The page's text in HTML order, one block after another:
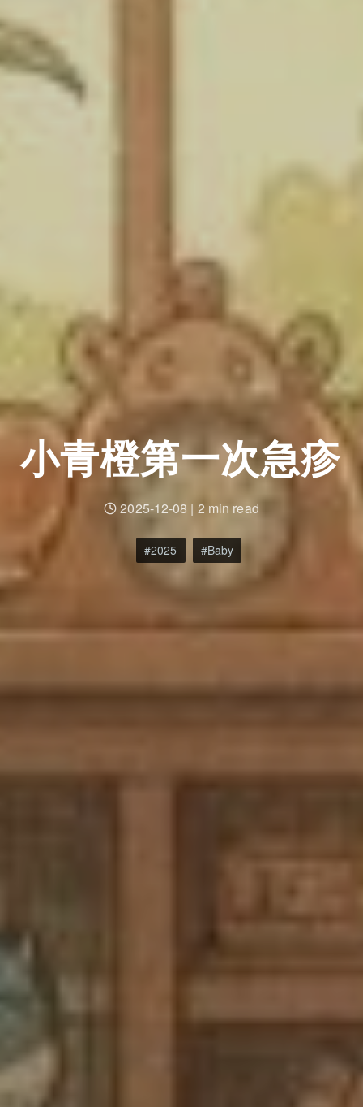
小青橙第一次急疹
2025-12-08 | 2 min read
2025 Baby